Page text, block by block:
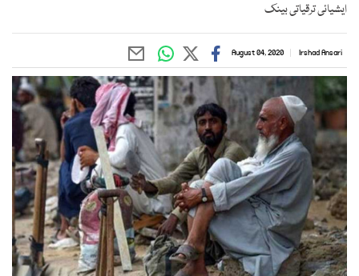
ایشیائی ترقیاتی بینک
Irshad Ansari
August 04, 2020